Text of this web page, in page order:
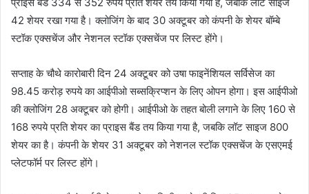
प्राइस बैंड 334 से 352 रुपये प्रति शेयर तय किया गया है, जबकि लॉट साइज
42 शेयर रखा गया है। क्लोजिंग के बाद 30 अक्टूबर को कंपनी के शेयर बॉम्बे
स्टॉक एक्सचेंज और नेशनल स्टॉक एक्सचेंज पर लिस्ट होंगे।
सप्ताह के चौथे कारोबारी दिन 24 अक्टूबर को उषा फाइनेंशियल सर्विसेज का
98.45 करोड़ रुपये का आईपीओ सब्सक्रिप्शन के लिए ओपन होगा। इस आईपीओ
की क्लोजिंग 28 अक्टूबर को होगी। आईपीओ के तहत बोली लगाने के लिए 160 से
168 रुपये प्रति शेयर का प्राइस बैंड तय किया गया है, जबकि लॉट साइज 800
शेयर का है। कंपनी के शेयर 31 अक्टूबर को नेशनल स्टॉक एक्सचेंज के एसएमई
प्लेटफॉर्म पर लिस्ट होंगे।